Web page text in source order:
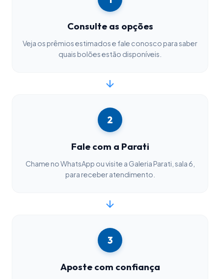
Consulte as opções
Veja os prêmios estimados e fale conosco para saber
quais bolões estão disponíveis.
2
Fale com a Parati
Chame no WhatsApp ou visite a Galeria Parati, sala 6,
para receber atendimento.
3
Aposte com confiança